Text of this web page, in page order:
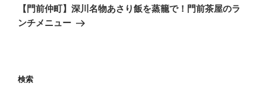
ー
シ
の
投
【門前仲町】深川名物あさり飯を蒸籠で！門前茶屋のラ
ンチメニュー
検索